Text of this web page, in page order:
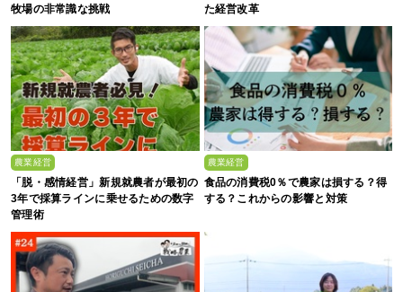
牧場の非常識な挑戦
た経営改革
農業経営
「脱・感情経営」新規就農者が最初の
3年で採算ラインに乗せるための数字
管理術
農業経営
食品の消費税0％で農家は損する？得
する？これからの影響と対策